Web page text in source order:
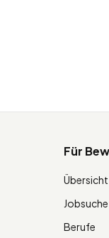
Für
Übersicht
Jobsuche
Berufe